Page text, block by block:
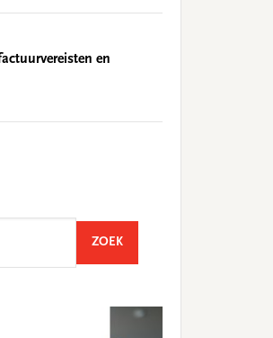
en
ZOEKSEARCH